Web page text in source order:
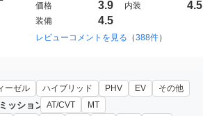
1999年9月~2003年12月（101）
価格 3.9 内装 4.5
装備 4.5
レビューコメントを見る （388件）
ーゼル ハイブリッド PHV EV その他
ミッション AT/CVT MT